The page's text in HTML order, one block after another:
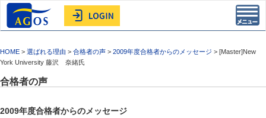
HOME > 選ばれる理由 > 合格者の声 > 2009年度合格者からのメッセージ > [Master]New
York University 藤沢 奈緒氏
合格者の声
2009年度合格者からのメッセージ